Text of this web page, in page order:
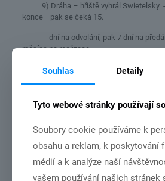
9) Dráha – hřiště vyhrál Swietelsky -
konce –pak se čeká 15.
dní na odvolání, pak 7 dní na
měsíce na realizace,
Sklad zatím není povolen –
21.6.2026
Souhlas Detaily
Tyto webové stránky používají
Soubory cookie používáme k
obsahu a reklam, k poskytování
médií a k analýze naší
vašem používání našich stránek